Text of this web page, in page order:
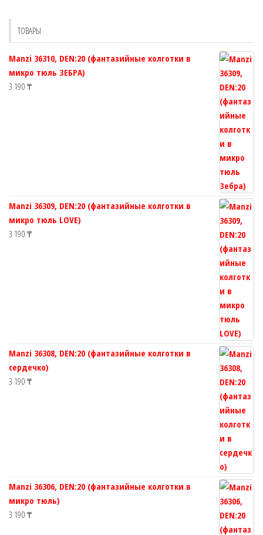
товара.
ТОВАРЫ
Manzi 36310, DEN:20 (фантазийные колготки в
микро тюль ЗЕБРА)
3 190 ₸
Manzi 36309, DEN:20 (фантазийные колготки в
микро тюль LOVE)
3 190 ₸
Manzi 36308, DEN:20 (фантазийные колготки в
сердечко)
3 190 ₸
Manzi 36306, DEN:20 (фантазийные колготки в
микро тюль)
3 190 ₸